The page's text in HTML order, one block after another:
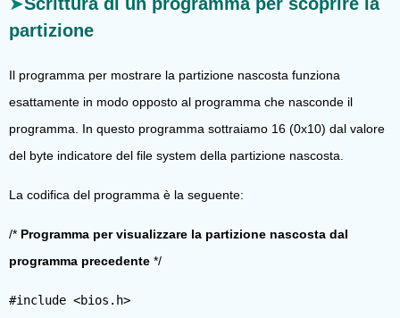
partizione
Il programma per mostrare la partizione nascosta funziona
esattamente in modo opposto al programma che nasconde il
programma. In questo programma sottraiamo 16 (0x10) dal valore
del byte indicatore del file system della partizione nascosta.
La codifica del programma è la seguente:
/* Programma per visualizzare la partizione nascosta dal
programma precedente */
#include <bios.h>